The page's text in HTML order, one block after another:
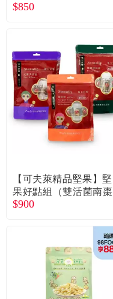
果、香芝脆果 廠商直送
$850
【可夫萊精品堅果】堅
果好點組（雙活菌南棗
核桃糕+紅棗夾核桃+雙
$900